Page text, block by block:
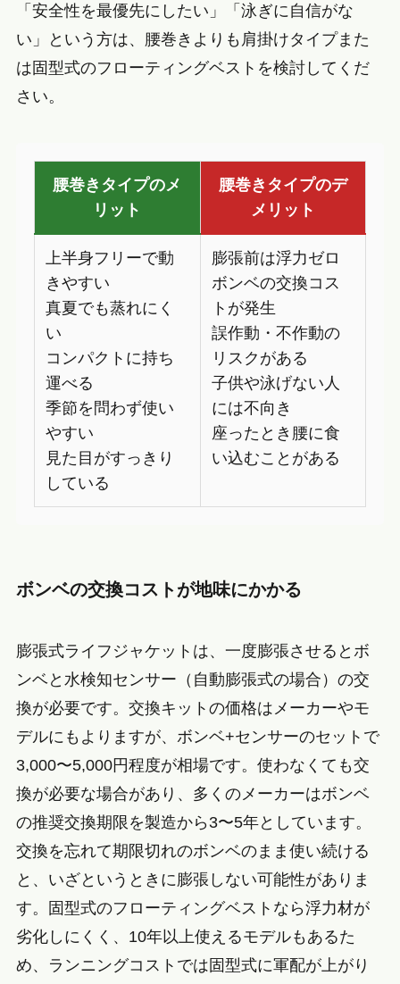
「安全性を最優先にしたい」「泳ぎに自信がな
い」という方は、腰巻きよりも肩掛けタイプまた
は固型式のフローティングベストを検討してくだ
さい。
腰巻きタイプのメ
リット
腰巻きタイプのデ
メリット
上半身フリーで動
きやすい
真夏でも蒸れにく
い
コンパクトに持ち
運べる
季節を問わず使い
やすい
見た目がすっきり
している
膨張前は浮力ゼロ
ボンベの交換コス
トが発生
誤作動・不作動の
リスクがある
子供や泳げない人
には不向き
座ったとき腰に食
い込むことがある
ボンベの交換コストが地味にかかる
膨張式ライフジャケットは、一度膨張させるとボ
ンベと水検知センサー（自動膨張式の場合）の交
換が必要です。交換キットの価格はメーカーやモ
デルにもよりますが、ボンベ+センサーのセットで
3,000〜5,000円程度が相場です。使わなくても交
換が必要な場合があり、多くのメーカーはボンベ
の推奨交換期限を製造から3〜5年としています。
交換を忘れて期限切れのボンベのまま使い続ける
と、いざというときに膨張しない可能性がありま
す。固型式のフローティングベストなら浮力材が
劣化しにくく、10年以上使えるモデルもあるた
め、ランニングコストでは固型式に軍配が上がり